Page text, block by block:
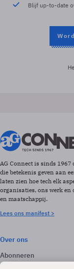
Blijf up-to-date
AG Connect is sinds
die betekenis geven aan
laten zien hoe tech elk
organisaties, ons werk en
en maatschappij.
Lees ons manifest >
Over ons
Abonneren
Adverteren